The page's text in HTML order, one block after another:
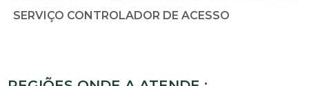
SERVIÇO CONTROLADOR DE ACESSO